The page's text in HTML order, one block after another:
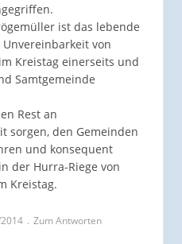
ist das lebende
von
Kreistag einerseits und
Samtgemeinde
Rest an
sorgen, den Gemeinden
und konsequent
der Hurra-Riege von
Kreistag.
Zum Antworten